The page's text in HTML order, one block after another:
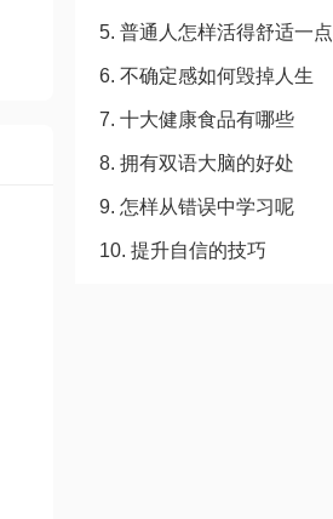
5. 普通人怎样活得舒适一点
6. 不确定感如何毁掉人生
7. 十大健康食品有哪些
8. 拥有双语大脑的好处
9. 怎样从错误中学习呢
10. 提升自信的技巧